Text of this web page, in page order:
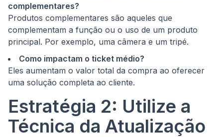
complementares?
Produtos complementares são aqueles que
complementam a função ou o uso de um produto
principal. Por exemplo, uma câmera e um tripé.
Como impactam o ticket médio?
Eles aumentam o valor total da compra ao oferecer
uma solução completa ao cliente.
Estratégia 2: Utilize a
Técnica da Atualização